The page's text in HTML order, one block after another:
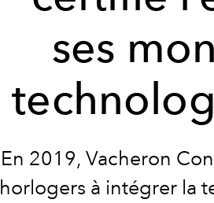
ses
En 2019, Vacheron
horlogers à intégrer la